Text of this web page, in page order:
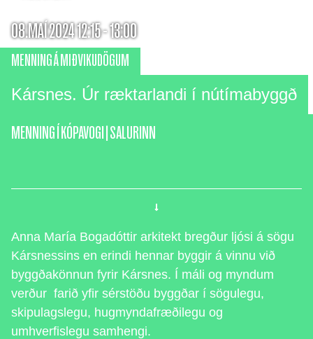
08.MAÍ 2024 12:15 - 13:00
Kársnes. Úr ræktarlandi í nútímabyggð
MENNING Á MIÐVIKUDÖGUM
MENNING Í KÓPAVOGI SALURINN
Anna María Bogadóttir arkitekt bregður ljósi á sögu
Kársnessins en erindi hennar byggir á vinnu við
byggðakönnun fyrir Kársnes. Í máli og myndum
verður farið yfir sérstöðu byggðar í sögulegu,
skipulagslegu, hugmyndafræðilegu og
umhverfislegu samhengi.